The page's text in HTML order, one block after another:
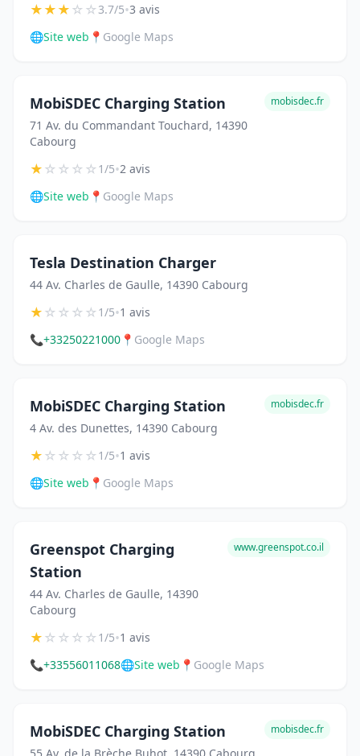
★★★☆☆3.7/5•3 avis
🌐Site web 📍 Google Maps
MobiSDEC Charging Station
71 Av. du Commandant Touchard, 14390
Cabourg
mobisdec.fr
★☆☆☆☆1/5•2 avis
🌐Site web 📍 Google Maps
Tesla Destination Charger
44 Av. Charles de Gaulle, 14390 Cabourg
★☆☆☆☆1/5•1 avis
📞+33250221000 📍 Google Maps
MobiSDEC Charging Station
4 Av. des Dunettes, 14390 Cabourg
mobisdec.fr
★☆☆☆☆1/5•1 avis
🌐Site web 📍 Google Maps
Greenspot Charging
Station
44 Av. Charles de Gaulle, 14390
Cabourg
www.greenspot.co.il
★☆☆☆☆1/5•1 avis
📞+33556011068🌐Site web 📍 Google Maps
MobiSDEC Charging Station mobisdec.fr